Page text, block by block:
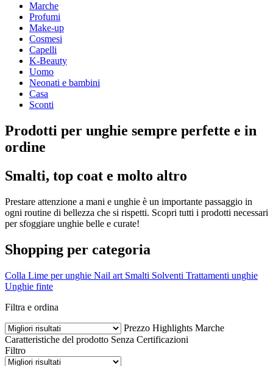
Marche
Profumi
Make-up
Cosmesi
Capelli
K-Beauty
Uomo
Neonati e bambini
Casa
Sconti
Prodotti per unghie sempre perfette e in
ordine
Smalti, top coat e molto altro
Prestare attenzione a mani e unghie è un importante passaggio in
ogni routine di bellezza che si rispetti. Scopri tutti i prodotti necessari
per sfoggiare unghie belle e curate!
Shopping per categoria
Colla Lime per unghie Nail art Smalti Solventi Trattamenti unghie
Unghie finte
Filtra e ordina
Prezzo Highlights Marche
Caratteristiche del prodotto Senza Certificazioni
Filtro